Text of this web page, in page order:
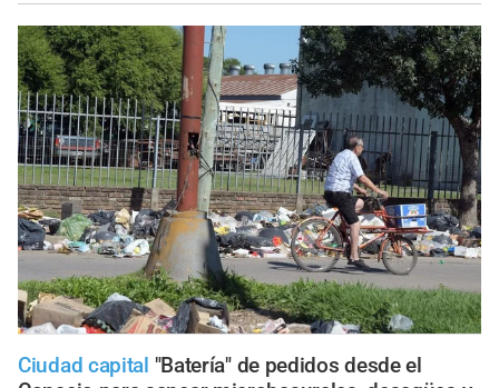
Ciudad capital "Batería" de pedidos desde el